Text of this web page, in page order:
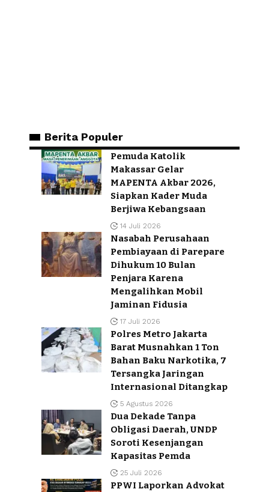
Berita Populer
Pemuda Katolik
Makassar Gelar
MAPENTA Akbar 2026,
Siapkan Kader Muda
Berjiwa Kebangsaan
14 Juli 2026
Nasabah Perusahaan
Pembiayaan di Parepare
Dihukum 10 Bulan
Penjara Karena
Mengalihkan Mobil
Jaminan Fidusia
17 Juli 2026
Polres Metro Jakarta
Barat Musnahkan 1 Ton
Bahan Baku Narkotika, 7
Tersangka Jaringan
Internasional Ditangkap
5 Agustus 2026
Dua Dekade Tanpa
Obligasi Daerah, UNDP
Soroti Kesenjangan
Kapasitas Pemda
25 Juli 2026
PPWI Laporkan Advokat